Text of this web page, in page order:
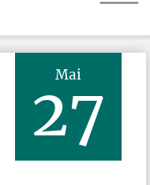
Mai
27